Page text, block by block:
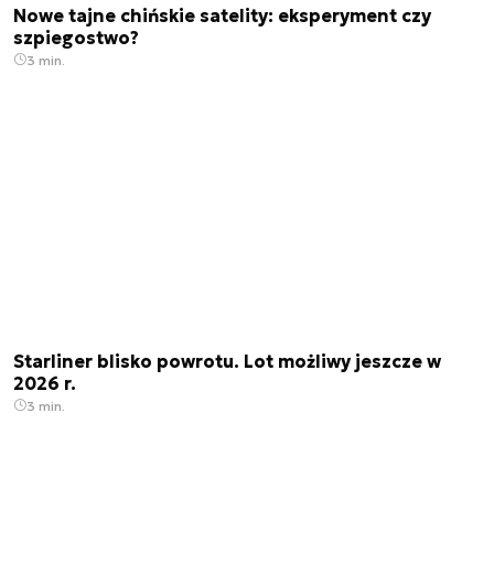
Nowe tajne chińskie satelity: eksperyment czy
szpiegostwo?
3 min.
Starliner blisko powrotu. Lot możliwy jeszcze w
2026 r.
3 min.